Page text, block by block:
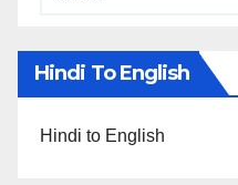
Hindi To English
Hindi to English